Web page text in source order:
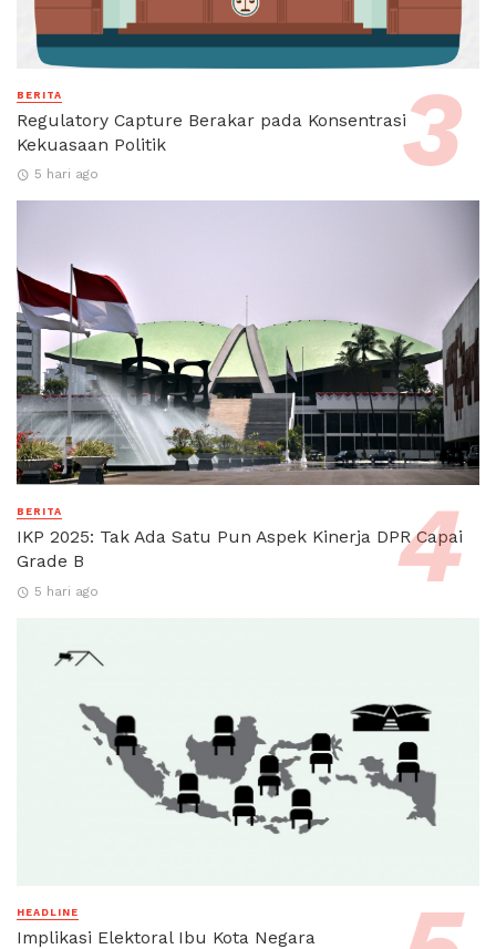
BERITA
Regulatory Capture Berakar pada Konsentrasi
Kekuasaan Politik
5 hari ago
BERITA
IKP 2025: Tak Ada Satu Pun Aspek Kinerja DPR Capai
Grade B
5 hari ago
HEADLINE
Implikasi Elektoral Ibu Kota Negara